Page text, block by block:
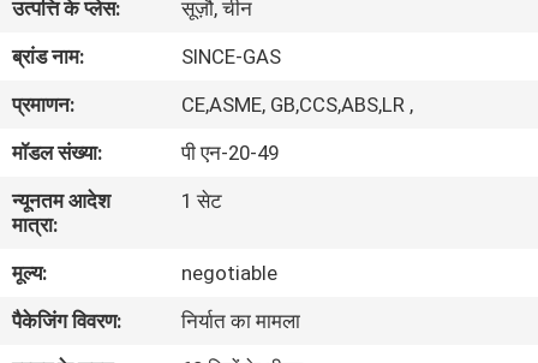
बारे
में
कारखाना
दौरा
गुणवत्ता
नियंत्रण
उत्पत्ति के प्लेस:
सूज़ौ, चीन
ब्रांड नाम:
SINCE-GAS
प्रमाणन:
CE,ASME, GB,CCS,ABS,LR ,
मॉडल संख्या:
पी एन-20-49
न्यूनतम आदेश
मात्रा:
1 सेट
मूल्य:
negotiable
पैकेजिंग विवरण:
निर्यात का मामला